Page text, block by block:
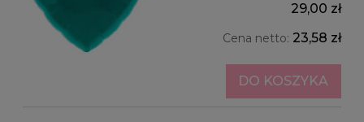
29,00 zł
Cena netto: 23,58 zł
DO KOSZYKA